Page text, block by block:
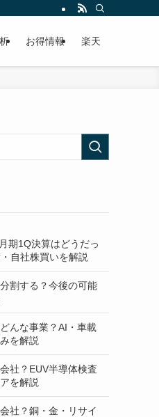
お得情報 楽天
期1Q決算はどうだっ
自社株買いを解説
割する？今後の可能
んな事業？AI・車載
を解説
社？EUV半導体検査
を解説
社？銅・金・リサイ